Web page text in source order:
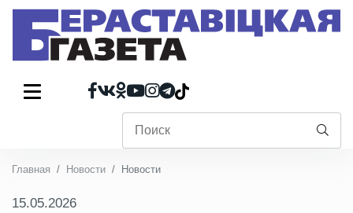
Главная Новости Новости
15.05.2026